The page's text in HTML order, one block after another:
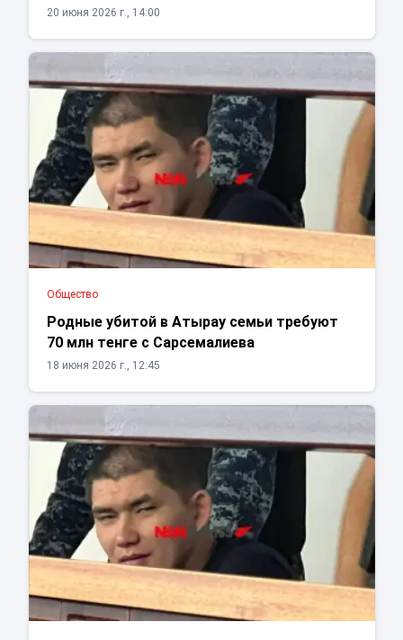
20 июня 2026 г., 14:00
Общество
Родные убитой в Атырау семьи требуют
70 млн тенге с Сарсемалиева
18 июня 2026 г., 12:45